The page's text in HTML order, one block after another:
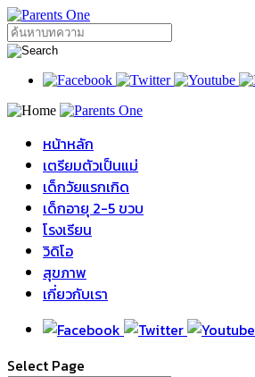
หน้าหลัก
เตรียมตัวเป็นแม่
เด็กวัยแรกเกิด
เด็กอายุ 2-5 ขวบ
โรงเรียน
วิดิโอ
สุขภาพ
เกี่ยวกับเรา
Select Page